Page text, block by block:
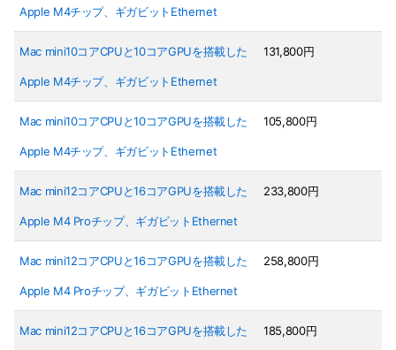
Apple M4チップ、ギガビットEthernet
Mac mini10コアCPUと10コアGPUを搭載した
Apple M4チップ、ギガビットEthernet
131,800円
Mac mini10コアCPUと10コアGPUを搭載した
Apple M4チップ、ギガビットEthernet
105,800円
Mac mini12コアCPUと16コアGPUを搭載した
Apple M4 Proチップ、ギガビットEthernet
233,800円
Mac mini12コアCPUと16コアGPUを搭載した
Apple M4 Proチップ、ギガビットEthernet
258,800円
Mac mini12コアCPUと16コアGPUを搭載した 185,800円